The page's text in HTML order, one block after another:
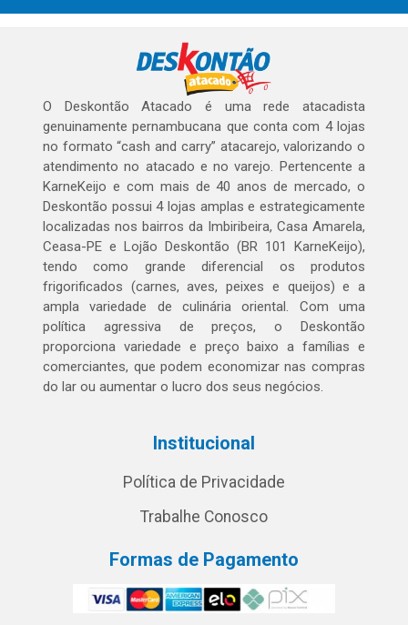
O Deskontão Atacado é uma rede atacadista
genuinamente pernambucana que conta com 4 lojas
no formato “cash and carry” atacarejo, valorizando o
atendimento no atacado e no varejo. Pertencente a
KarneKeijo e com mais de 40 anos de mercado, o
Deskontão possui 4 lojas amplas e estrategicamente
localizadas nos bairros da Imbiribeira, Casa Amarela,
Ceasa-PE e Lojão Deskontão (BR 101 KarneKeijo),
tendo como grande diferencial os produtos
frigorificados (carnes, aves, peixes e queijos) e a
ampla variedade de culinária oriental. Com uma
política agressiva de preços, o Deskontão
proporciona variedade e preço baixo a famílias e
comerciantes, que podem economizar nas compras
do lar ou aumentar o lucro dos seus negócios.
Institucional
Política de Privacidade
Trabalhe Conosco
Formas de Pagamento